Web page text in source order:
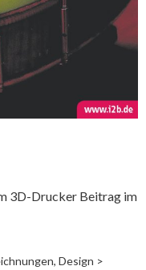
3D-Drucker Beitrag im
, Design >